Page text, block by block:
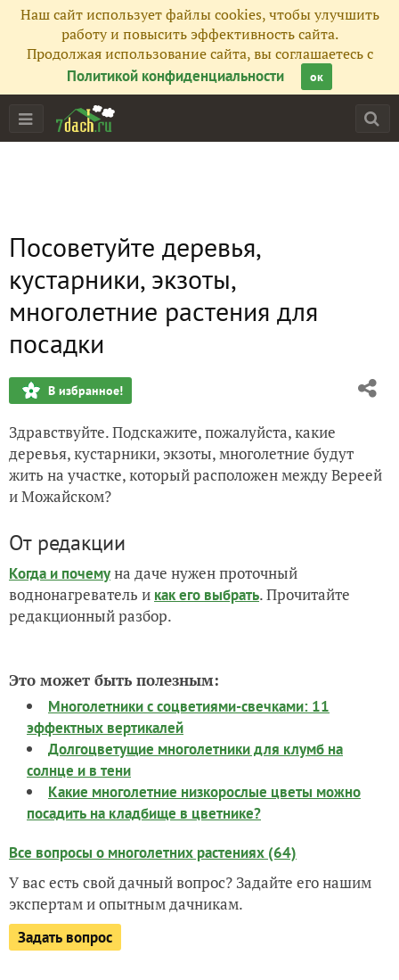
Наш сайт использует файлы cookies, чтобы улучшить
работу и повысить эффективность сайта.
Продолжая использование сайта, вы соглашаетесь с
Политикой конфиденциальности
ок
Посоветуйте деревья,
кустарники, экзоты,
многолетние растения для
посадки
В избранное!
Здравствуйте. Подскажите, пожалуйста, какие
деревья, кустарники, экзоты, многолетние будут
жить на участке, который расположен между Вереей
и Можайском?
От редакции
Когда и почемуна даче нужен проточный
воднонагреватель и как его выбрать. Прочитайте
редакционный разбор.
Это может быть полезным:
Многолетники с соцветиями-свечками: 11
эффектных вертикалей
Долгоцветущие многолетники для клумб на
солнце и в тени
Какие многолетние низкорослые цветы можно
посадить на кладбище в цветнике?
Все вопросы о многолетних растениях (64)
У вас есть свой дачный вопрос? Задайте его нашим
экспертам и опытным дачникам.
Задать вопрос